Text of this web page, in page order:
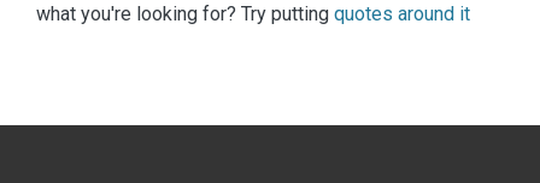
what you're looking for? Try putting quotes around it